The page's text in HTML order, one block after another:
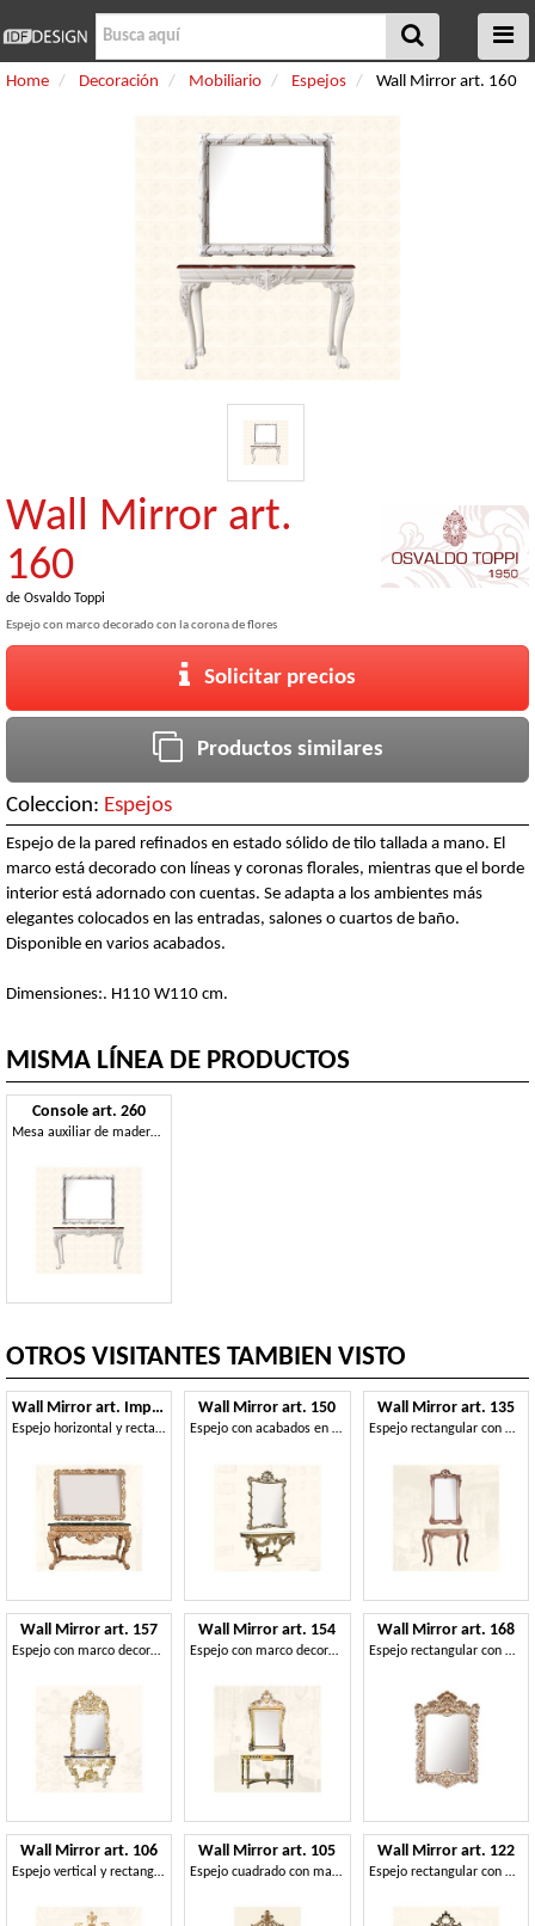
Home Decoración Mobiliario Espejos Wall Mirror art. 160
Wall Mirror art.
160
de Osvaldo Toppi
Espejo con marco decorado con la corona de flores
Solicitar precios
Productos similares
Coleccion: Espejos
Espejo de la pared refinados en estado sólido de tilo tallada a mano. El
marco está decorado con líneas y coronas florales, mientras que el borde
interior está adornado con cuentas. Se adapta a los ambientes más
elegantes colocados en las entradas, salones o cuartos de baño.
Disponible en varios acabados.
Dimensiones:. H110 W110 cm.
MISMA LÍNEA DE PRODUCTOS
Console art. 260
Mesa auxiliar de madera, de estilo Inglés período georgiano
OTROS VISITANTES TAMBIEN VISTO
Wall Mirror art. Impero
Espejo horizontal y rectangular, con marco
Wall Mirror art. 150
Espejo con acabados en pan de oro, estilo Luis XV
Wall Mirror art. 135
Espejo rectangular con marco hecho de madera de tilo
Wall Mirror art. 157
Espejo con marco decorado, estilo rococó
Wall Mirror art. 154
Espejo con marco decorado con ramas, hojas y flores
Wall Mirror art. 168
Espejo rectangular con marco, de estilo barroco
Wall Mirror art. 106
Espejo vertical y rectangular, de estilo clásico
Wall Mirror art. 105
Espejo cuadrado con marco decorado, estilo Luis XIV
Wall Mirror art. 122
Espejo rectangular con marco, estilo Luis XV